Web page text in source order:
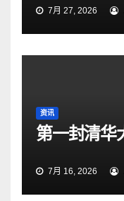
7月 27, 2026
资讯
第一封清华
7月 16, 2026